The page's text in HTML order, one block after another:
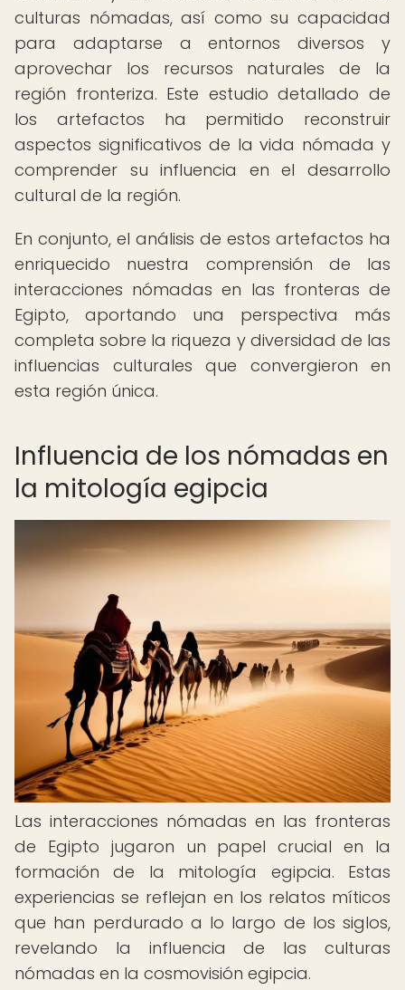
culturas nómadas, así como su capacidad
para adaptarse a entornos diversos y
aprovechar los recursos naturales de la
región fronteriza. Este estudio detallado de
los artefactos ha permitido reconstruir
aspectos significativos de la vida nómada y
comprender su influencia en el desarrollo
cultural de la región.
En conjunto, el análisis de estos artefactos ha
enriquecido nuestra comprensión de las
interacciones nómadas en las fronteras de
Egipto, aportando una perspectiva más
completa sobre la riqueza y diversidad de las
influencias culturales que convergieron en
esta región única.
Influencia de los nómadas en
la mitología egipcia
Las interacciones nómadas en las fronteras
de Egipto jugaron un papel crucial en la
formación de la mitología egipcia. Estas
experiencias se reflejan en los relatos míticos
que han perdurado a lo largo de los siglos,
revelando la influencia de las culturas
nómadas en la cosmovisión egipcia.